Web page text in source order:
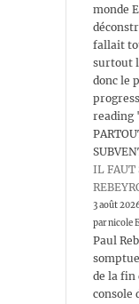
monde
fallait
surtout
donc le
reading
IL FAUT
3 août
par nicole
Paul
de la fin
console